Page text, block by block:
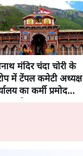
मंदिर चंदा चोरी के
में टेंपल कमेटी अध्यक्ष
का कर्मी प्रमोद